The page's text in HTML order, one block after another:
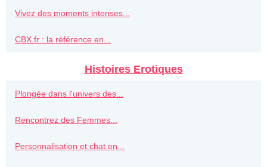
Vivez des moments intenses...
CBX.fr : la référence en...
Histoires Erotiques
Plongée dans l'univers des...
Rencontrez des Femmes...
Personnalisation et chat en...